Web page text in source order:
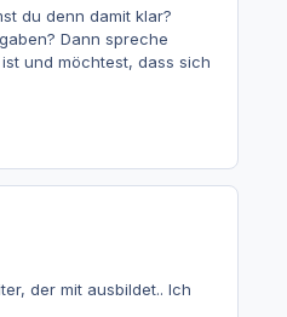
du denn damit klar?
Dann spreche
und möchtest, dass sich
der mit ausbildet.. Ich